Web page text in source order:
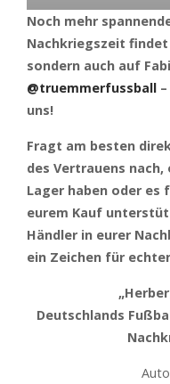
Noch mehr
Nachkriegszeit
sondern auch auf
@truemmerfussball
uns!
Fragt am besten
des Vertrauens
Lager haben oder es
eurem Kauf
Händler in eurer
ein Zeichen für
Deutschlands